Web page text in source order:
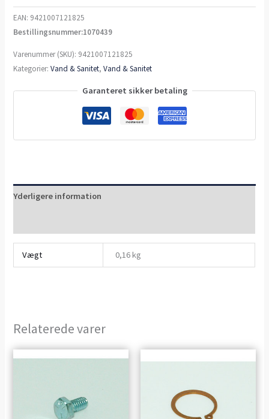
EAN: 9421007121825
Bestillingsnummer:1070439
Varenummer (SKU): 9421007121825
Kategorier:Vand & Sanitet,Vand & Sanitet
Garanteret sikker betaling
Yderligere information
Vægt 0,16 kg
Relaterede varer